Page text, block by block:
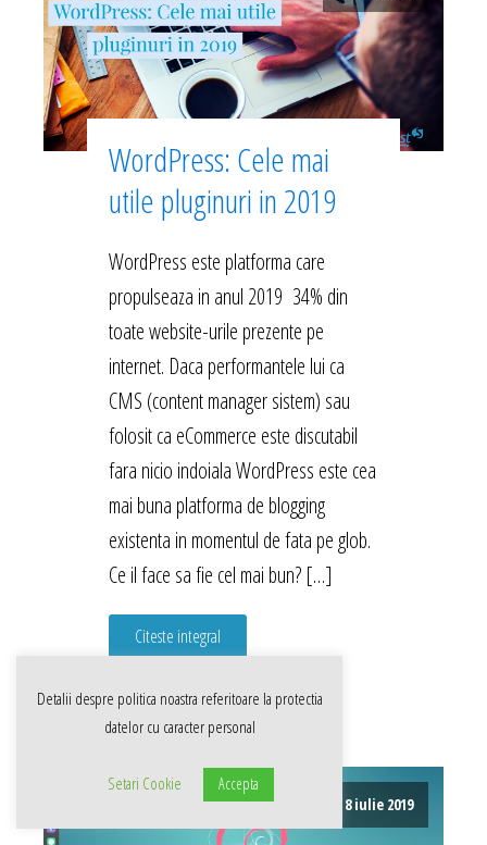
WordPress: Cele mai
utile pluginuri in 2019
WordPress este platforma care
propulseaza in anul 2019 34% din
toate website-urile prezente pe
internet. Daca performantele lui ca
CMS (content manager sistem) sau
folosit ca eCommerce este discutabil
fara nicio indoiala WordPress este cea
mai buna platforma de blogging
existenta in momentul de fata pe glob.
Ce il face sa fie cel mai bun? […]
Citeste integral
8 iulie 2019
Detalii despre politica noastra referitoare la protectia
datelor cu caracter personal
Setari Cookie Accepta